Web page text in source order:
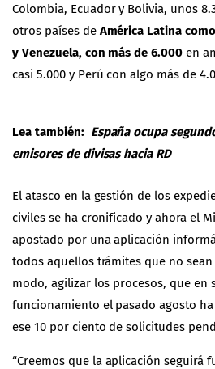
Colombia, Ecuador y Bolivia, unos
otros países de América Latina
y Venezuela, con más de 6.000 en
casi 5.000 y Perú con algo más de
Lea también: España ocupa
emisores de divisas hacia RD
El atasco en la gestión de los
civiles se ha cronificado y ahora el
apostado por una aplicación
todos aquellos trámites que no sean
modo, agilizar los procesos, que en
funcionamiento el pasado agosto
ese 10 por ciento de solicitudes
“Creemos que la aplicación seguirá